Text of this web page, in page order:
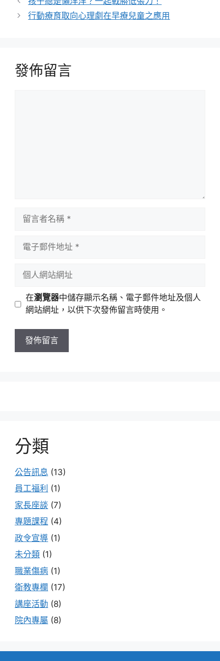
行動療育取向心理劇在早療兒童之應用
發佈留言
在瀏覽器中儲存顯示名稱、電子郵件地址及個人
網站網址，以供下次發佈留言時使用。
分類
公告訊息 (13)
員工福利 (1)
家長座談 (7)
專題課程 (4)
政令宣導 (1)
未分類 (1)
職業傷病 (1)
衛教專欄 (17)
講座活動 (8)
院內專屬 (8)